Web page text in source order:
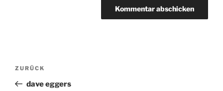
Beitragsnavigation
Vorheriger
Beitrag
ZURÜCK
dave eggers